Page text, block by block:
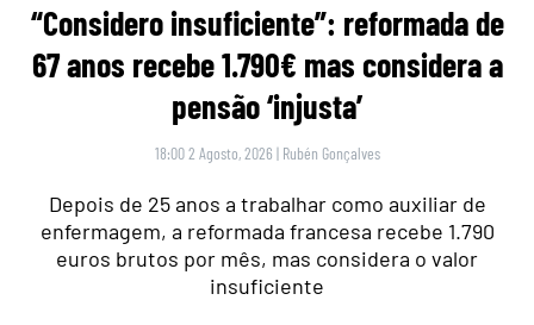
“Considero insuficiente”: reformada de
67 anos recebe 1.790€ mas considera a
pensão ‘injusta’
18:00 2 Agosto, 2026 | Rubén Gonçalves
Depois de 25 anos a trabalhar como auxiliar de
enfermagem, a reformada francesa recebe 1.790
euros brutos por mês, mas considera o valor
insuficiente